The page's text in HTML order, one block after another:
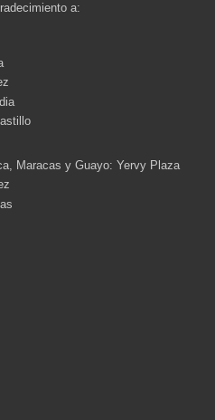
a:
Maracas y Guayo: Yervy Plaza